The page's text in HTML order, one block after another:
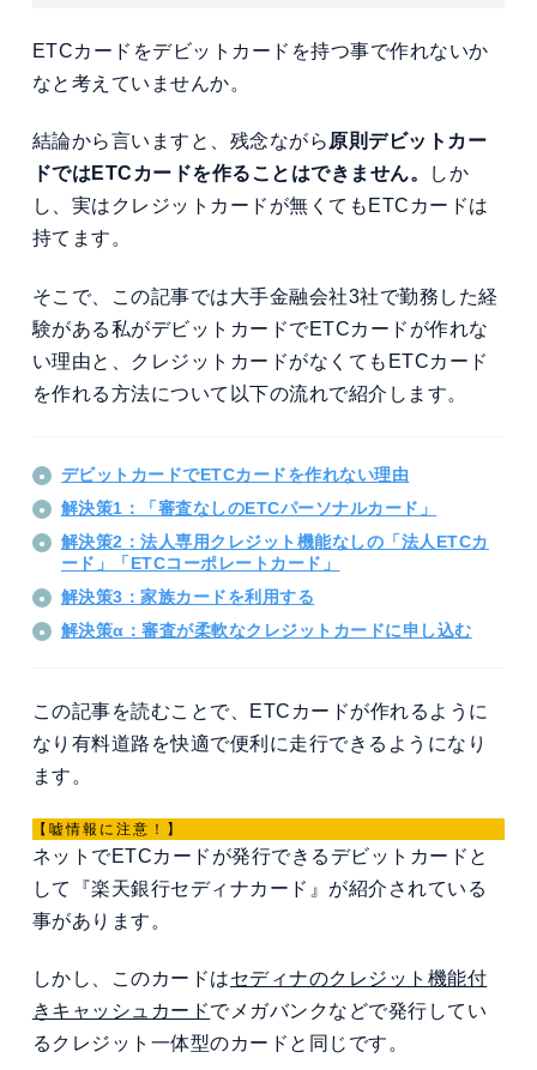
ETCカードをデビットカードを持つ事で作れないか
なと考えていませんか。
結論から言いますと、残念ながら 原則デビットカー
ドではETCカードを作ることはできません。
しか
し、実はクレジットカードが無くてもETCカードは
持てます。
そこで、この記事では大手金融会社3社で勤務した経
験がある私がデビットカードでETCカードが作れな
い理由と、クレジットカードがなくてもETCカード
を作れる方法について以下の流れで紹介します。
デビットカードでETCカードを作れない理由
解決策1：「審査なしのETCパーソナルカード」
解決策2：法人専用クレジット機能なしの「法人ETCカ
ード」「ETCコーポレートカード」
解決策3：家族カードを利用する
解決策α：審査が柔軟なクレジットカードに申し込む
この記事を読むことで、ETCカードが作れるように
なり有料道路を快適で便利に走行できるようになり
ます。
【嘘情報に注意！】
ネットでETCカードが発行できるデビットカードと
して『楽天銀行セディナカード』が紹介されている
事があります。
しかし、このカードはセディナのクレジット機能付
きキャッシュカードでメガバンクなどで発行してい
るクレジット一体型のカードと同じです。